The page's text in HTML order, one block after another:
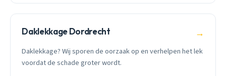
Daklekkage Dordrecht →
Daklekkage? Wij sporen de oorzaak op en verhelpen het lek
voordat de schade groter wordt.